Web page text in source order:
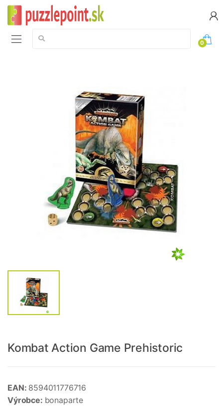
Vyhledávání:
0
Kombat Action Game Prehistoric
EAN: 8594011776716
Výrobce: bonaparte